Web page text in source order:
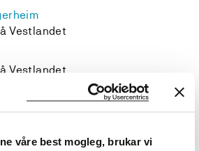
våre best mogleg, brukar vi
Vestlandet
Vestlandet